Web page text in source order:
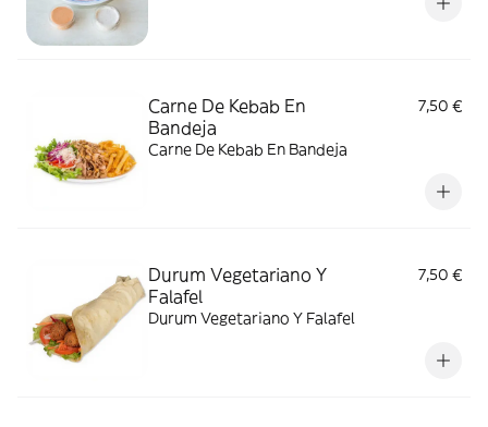
Carne De Kebab En
Bandeja
7,50 €
Carne De Kebab En Bandeja
Durum Vegetariano Y
Falafel
7,50 €
Durum Vegetariano Y Falafel